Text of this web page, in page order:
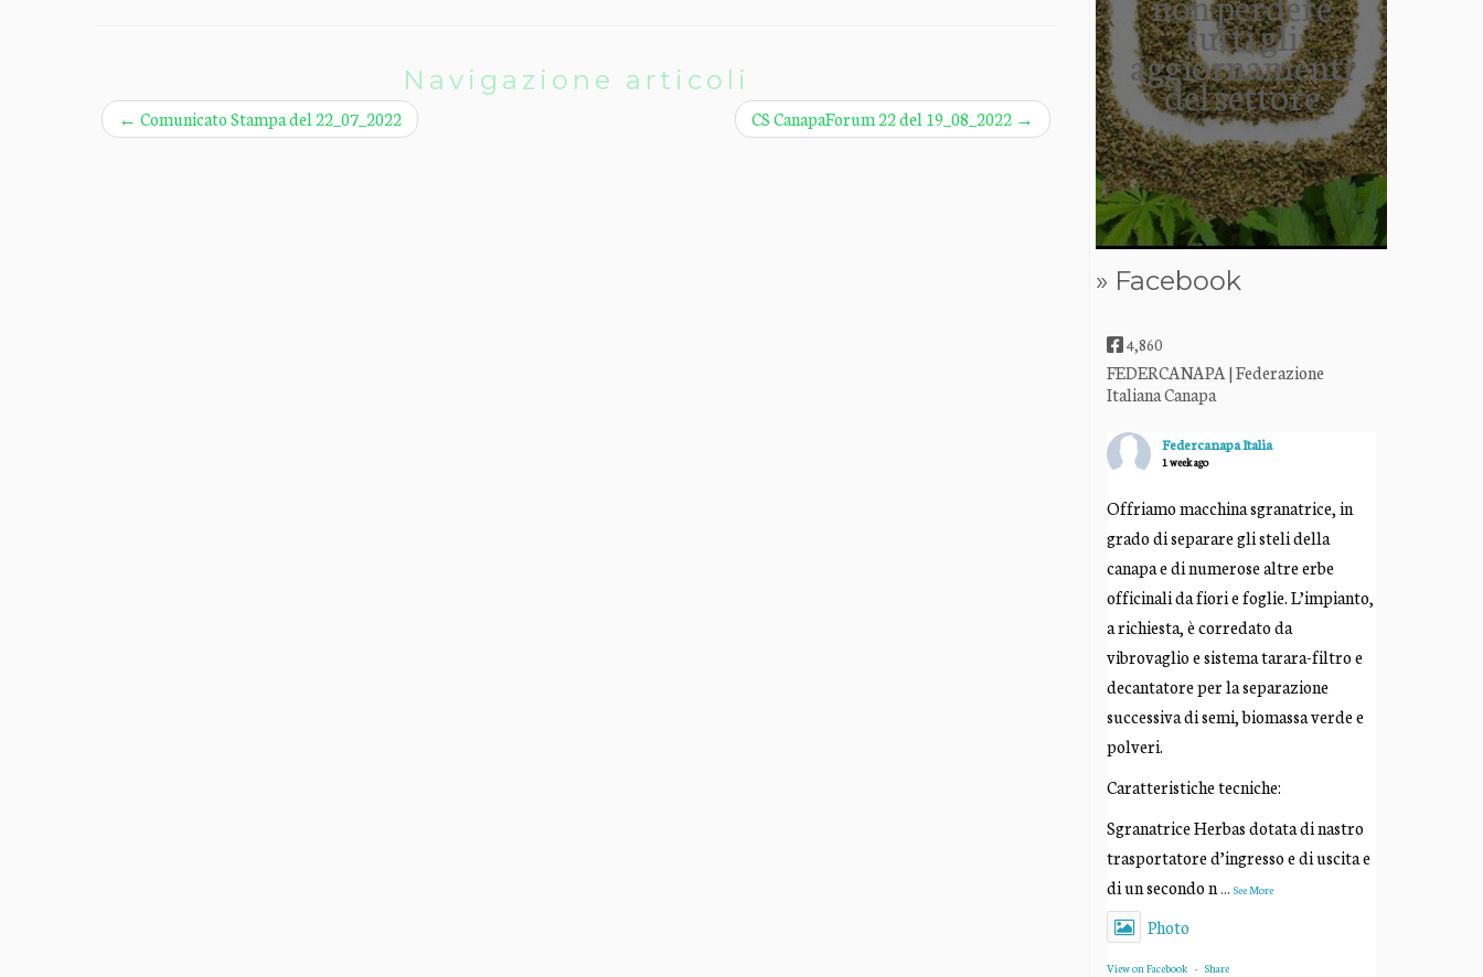
Navigazione articoli
← Comunicato Stampa del 22_07_2022 CS CanapaForum 22 del 19_08_2022 →
tutti gli
aggiornamenti
del settore
» Facebook
4,860
FEDERCANAPA | Federazione
Italiana Canapa
Federcanapa Italia
1 week ago
Offriamo macchina sgranatrice, in
grado di separare gli steli della
canapa e di numerose altre erbe
officinali da fiori e foglie. L’impianto,
a richiesta, è corredato da
vibrovaglio e sistema tarara-filtro e
decantatore per la separazione
successiva di semi, biomassa verde e
polveri.
Caratteristiche tecniche:
Sgranatrice Herbas dotata di nastro
trasportatore d’ingresso e di uscita e
di un secondo n... See More
Photo
View on Facebook · Share